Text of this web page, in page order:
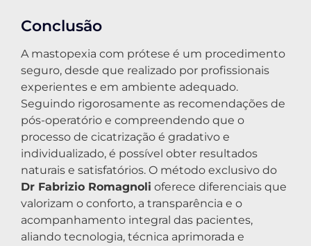
Conclusão
A mastopexia com prótese é um procedimento
seguro, desde que realizado por profissionais
experientes e em ambiente adequado.
Seguindo rigorosamente as recomendações de
pós-operatório e compreendendo que o
processo de cicatrização é gradativo e
individualizado, é possível obter resultados
naturais e satisfatórios. O método exclusivo do
Dr Fabrizio Romagnoli oferece diferenciais que
valorizam o conforto, a transparência e o
acompanhamento integral das pacientes,
aliando tecnologia, técnica aprimorada e